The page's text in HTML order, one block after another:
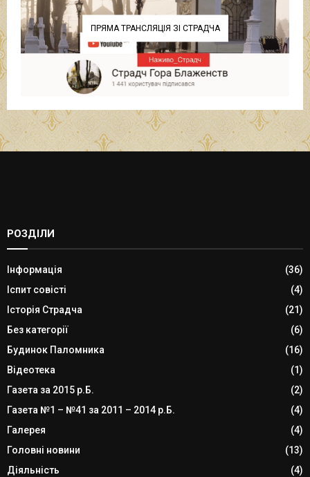
ПРЯМА ТРАНСЛЯЦІЯ ЗІ СТРАДЧА
РОЗДІЛИ
Інформація
(36)
Іспит совісті
(4)
Історія Страдча
(21)
Без категорії
(6)
Будинок Паломника
(16)
Відеотека
(1)
Газета за 2015 р.Б.
(2)
Газета №1 – №41 за 2011 – 2014 р.Б.
(4)
Галерея
(4)
Головні новини
(13)
Діяльність
(4)